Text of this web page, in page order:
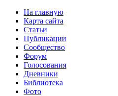
На главную
Карта сайта
Статьи
Публикации
Сообщество
Форум
Голосования
Дневники
Библиотека
Фото